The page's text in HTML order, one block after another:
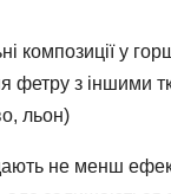
композиції у
фетру з іншими
льон)
не менш